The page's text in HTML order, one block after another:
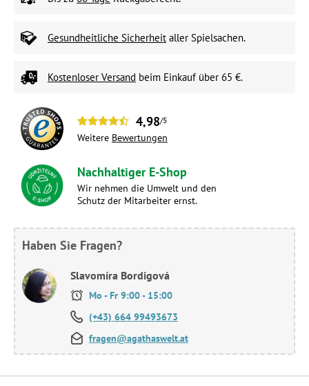
Gesundheitliche Sicherheit aller Spielsachen.
Kostenloser Versand beim Einkauf über 65 €.
4,98/5
Weitere Bewertungen
Nachhaltiger E-Shop
Wir nehmen die Umwelt und den
Schutz der Mitarbeiter ernst.
Haben Sie Fragen?
Slavomíra Bordigová
Mo - Fr 9:00 - 15:00
(+43) 664 99493673
fragen@agathaswelt.at